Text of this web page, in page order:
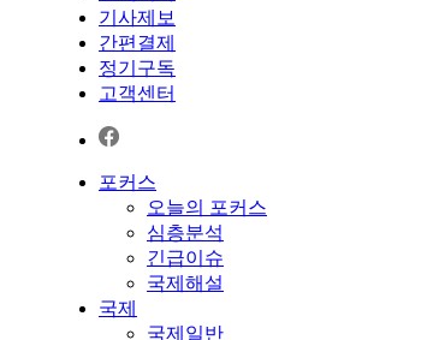
기사제보
간편결제
정기구독
고객센터
포커스
오늘의 포커스
심층분석
긴급이슈
국제해설
국제
국제일반